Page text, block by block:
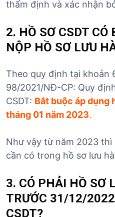
thẩm định và xác nhận
2. HỒ SƠ CSDT CÓ
NỘP HỒ SƠ LƯU
Theo quy định tại khoản
98/2021/NĐ-CP: Quy
CSDT: Bắt buộc áp dụng
tháng 01 năm 2023.
Như vậy từ năm 2023 thì
cần có trong hồ sơ lưu
3. CÓ PHẢI HỒ SƠ
TRƯỚC 31/12/
CSDT?